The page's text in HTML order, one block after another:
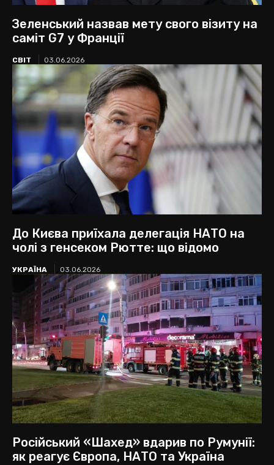
Зеленський назвав мету свого візиту на
саміт G7 у Франції
СВІТ 03.06.2026
До Києва приїхала делегація НАТО на
чолі з генсеком Рютте: що відомо
УКРАЇНА 03.06.2026
Російський «Шахед» вдарив по Румунії:
як реагує Європа, НАТО та Україна